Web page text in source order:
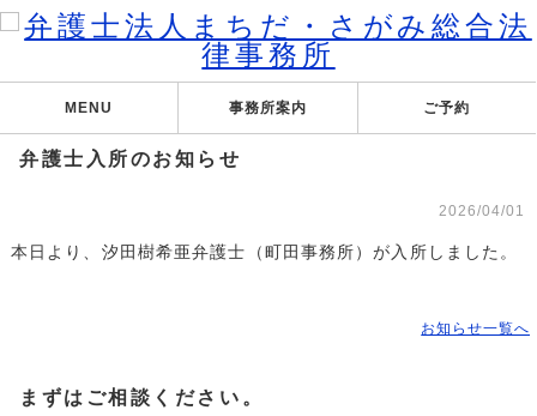
MENU 事務所案内 ご予約
弁護士入所のお知らせ
2026/04/01
本日より、汐田樹希亜弁護士（町田事務所）が入所しました。
お知らせ一覧へ
まずはご相談ください。